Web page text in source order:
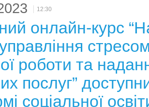
12:30
онлайн-курс
роботи та
послуг”
соціальної